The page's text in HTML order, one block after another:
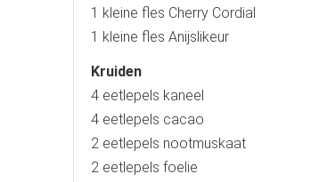
1 kleine fles Cherry Cordial
1 kleine fles Anijslikeur
Kruiden
4 eetlepels kaneel
4 eetlepels cacao
2 eetlepels nootmuskaat
2 eetlepels foelie